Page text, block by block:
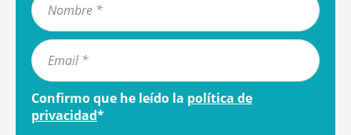
Confirmo que he leído la política de
privacidad*